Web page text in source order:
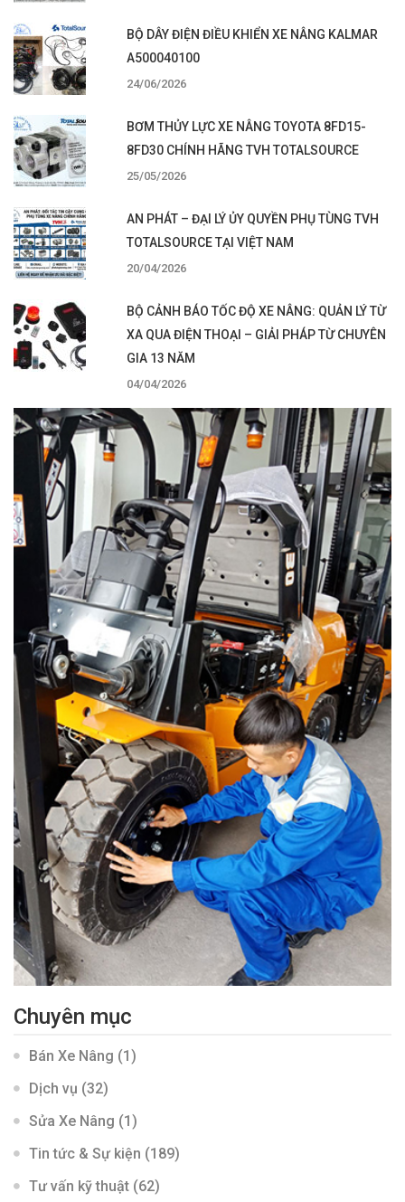
BỘ DÂY ĐIỆN ĐIỀU KHIỂN XE NÂNG KALMAR
A500040100
24/06/2026
BƠM THỦY LỰC XE NÂNG TOYOTA 8FD15-
8FD30 CHÍNH HÃNG TVH TOTALSOURCE
25/05/2026
AN PHÁT – ĐẠI LÝ ỦY QUYỀN PHỤ TÙNG TVH
TOTALSOURCE TẠI VIỆT NAM
20/04/2026
BỘ CẢNH BÁO TỐC ĐỘ XE NÂNG: QUẢN LÝ TỪ
XA QUA ĐIỆN THOẠI – GIẢI PHÁP TỪ CHUYÊN
GIA 13 NĂM
04/04/2026
Chuyên mục
Bán Xe Nâng (1)
Dịch vụ (32)
Sửa Xe Nâng (1)
Tin tức & Sự kiện (189)
Tư vấn kỹ thuật (62)